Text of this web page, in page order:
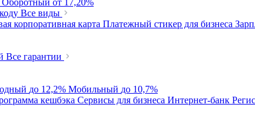
Оборотный от 17,20%
Все виды
корпоративная карта Платежный стикер для бизнеса
Все гарантии
до 12,2% Мобильный до 10,7%
кешбэка Сервисы для бизнеса Интернет-банк